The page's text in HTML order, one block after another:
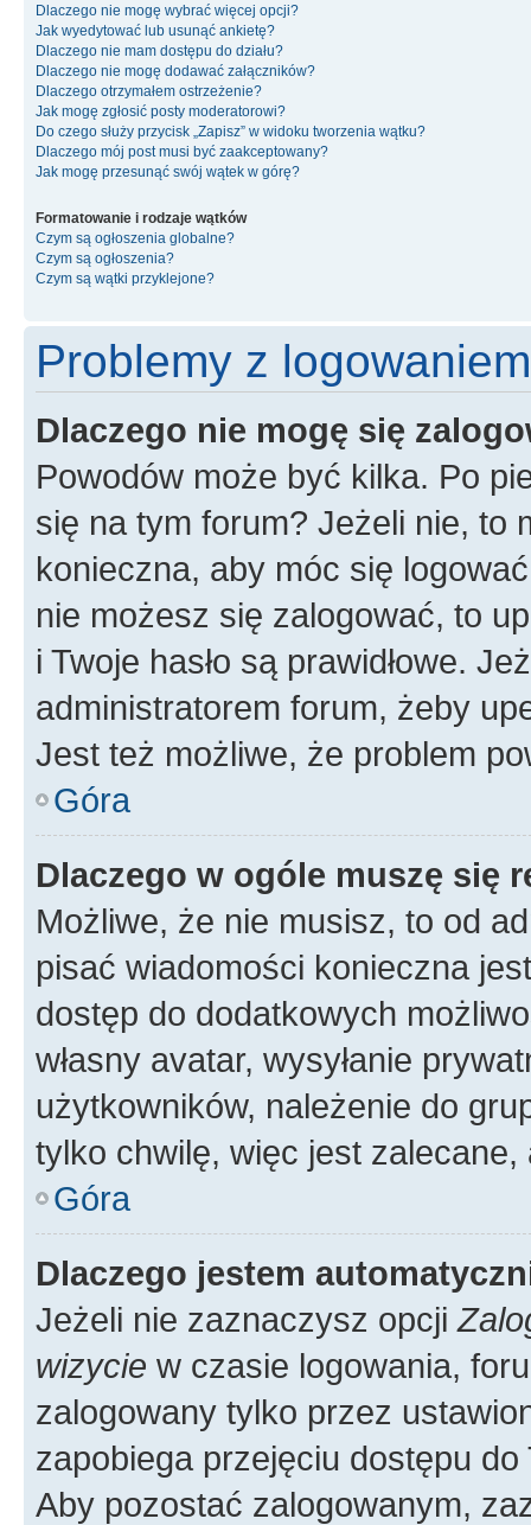
Dlaczego nie mogę wybrać więcej opcji?
Jak wyedytować lub usunąć ankietę?
Dlaczego nie mam dostępu do działu?
Dlaczego nie mogę dodawać załączników?
Dlaczego otrzymałem ostrzeżenie?
Jak mogę zgłosić posty moderatorowi?
Do czego służy przycisk „Zapisz” w widoku tworzenia wątku?
Dlaczego mój post musi być zaakceptowany?
Jak mogę przesunąć swój wątek w górę?
Formatowanie i rodzaje wątków
Czym są ogłoszenia globalne?
Czym są ogłoszenia?
Czym są wątki przyklejone?
Problemy z
Dlaczego nie mogę się
Powodów może być kilka. Po
się na tym forum? Jeżeli nie, to
konieczna, aby móc się
nie możesz się zalogować, to
i Twoje hasło są prawidłowe.
administratorem forum, żeby
Jest też możliwe, że problem
Góra
Dlaczego w ogóle muszę się
Możliwe, że nie musisz, to od
pisać wiadomości konieczna
dostęp do dodatkowych
własny avatar, wysyłanie
użytkowników, należenie do
tylko chwilę, więc jest zalecane,
Góra
Dlaczego jestem
Jeżeli nie zaznaczysz opcji
wizycie w czasie logowania,
zalogowany tylko przez
zapobiega przejęciu dostępu
Aby pozostać zalogowanym,